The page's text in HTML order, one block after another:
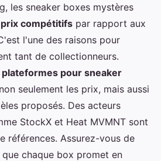
les sneaker boxes mystères
prix compétitifs par rapport aux
l'une des raisons pour
tant de collectionneurs.
plateformes pour sneaker
seulement les prix, mais aussi
proposés. Des acteurs
StockX et Heat MVMNT sont
références. Assurez-vous de
chaque box promet en